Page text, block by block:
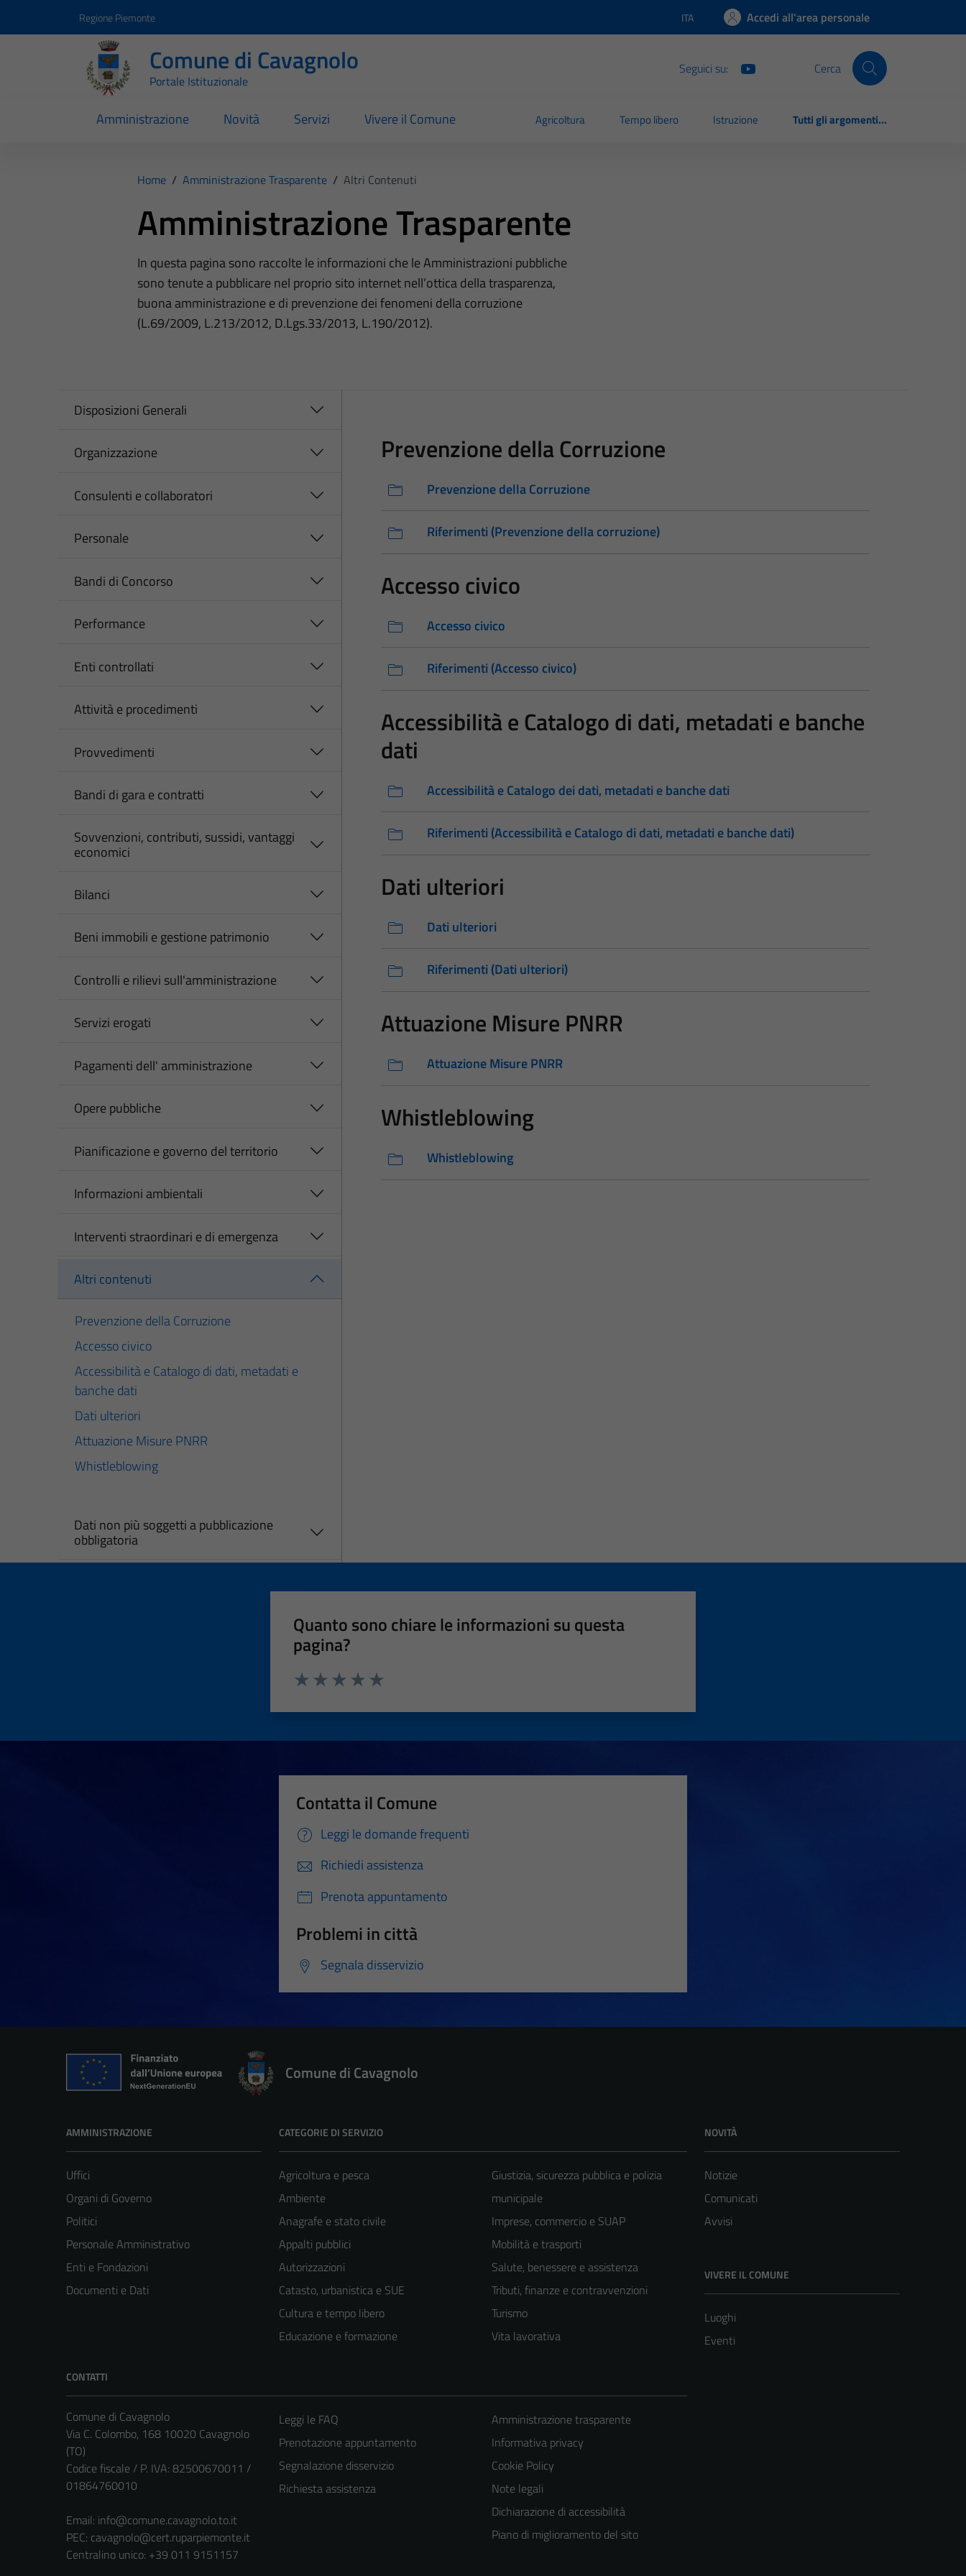
Regione Piemonte Lingua attiva:
ITA Accedi all'area personale
Comune di Cavagnolo
Portale Istituzionale
Seguici su: Cerca
Amministrazione Novità Servizi Vivere il Comune Agricoltura Tempo libero Istruzione Tutti gli argomenti...
Home / Amministrazione Trasparente / Altri Contenuti
Amministrazione Trasparente
In questa pagina sono raccolte le informazioni che le Amministrazioni pubbliche
sono tenute a pubblicare nel proprio sito internet nell’ottica della trasparenza,
buona amministrazione e di prevenzione dei fenomeni della corruzione
(L.69/2009, L.213/2012, D.Lgs.33/2013, L.190/2012).
Disposizioni Generali
Organizzazione
Consulenti e collaboratori
Personale
Bandi di Concorso
Performance
Enti controllati
Attività e procedimenti
Provvedimenti
Bandi di gara e contratti
Sovvenzioni, contributi, sussidi, vantaggi
economici
Bilanci
Beni immobili e gestione patrimonio
Controlli e rilievi sull'amministrazione
Servizi erogati
Pagamenti dell' amministrazione
Opere pubbliche
Pianificazione e governo del territorio
Informazioni ambientali
Interventi straordinari e di emergenza
Altri contenuti
Prevenzione della Corruzione
Accesso civico
Accessibilità e Catalogo di dati, metadati e
banche dati
Dati ulteriori
Attuazione Misure PNRR
Whistleblowing
Dati non più soggetti a pubblicazione
obbligatoria
Prevenzione della Corruzione
Prevenzione della Corruzione
Riferimenti (Prevenzione della corruzione)
Accesso civico
Accesso civico
Riferimenti (Accesso civico)
Accessibilità e Catalogo di dati, metadati e banche
dati
Accessibilità e Catalogo dei dati, metadati e banche dati
Riferimenti (Accessibilità e Catalogo di dati, metadati e banche dati)
Dati ulteriori
Dati ulteriori
Riferimenti (Dati ulteriori)
Attuazione Misure PNRR
Attuazione Misure PNRR
Whistleblowing
Whistleblowing
Quanto sono chiare le informazioni su questa
pagina?
Contatta il Comune
Leggi le domande frequenti
Richiedi assistenza
Prenota appuntamento
Problemi in città
Segnala disservizio
Comune di Cavagnolo
AMMINISTRAZIONE
Uffici
Organi di Governo
Politici
Personale Amministrativo
Enti e Fondazioni
Documenti e Dati
CATEGORIE DI SERVIZIO
Agricoltura e pesca
Ambiente
Anagrafe e stato civile
Appalti pubblici
Autorizzazioni
Catasto, urbanistica e SUE
Cultura e tempo libero
Educazione e formazione
Giustizia, sicurezza pubblica e polizia
municipale
Imprese, commercio e SUAP
Mobilità e trasporti
Salute, benessere e assistenza
Tributi, finanze e contravvenzioni
Turismo
Vita lavorativa
NOVITÀ
Notizie
Comunicati
Avvisi
VIVERE IL COMUNE
Luoghi
Eventi
CONTATTI
Comune di Cavagnolo
Via C. Colombo, 168 10020 Cavagnolo
(TO)
Codice fiscale / P. IVA: 82500670011 /
01864760010
Email: info@comune.cavagnolo.to.it
PEC: cavagnolo@cert.ruparpiemonte.it
Centralino unico: +39 011 9151157
Leggi le FAQ
Prenotazione appuntamento
Segnalazione disservizio
Richiesta assistenza
Amministrazione trasparente
Informativa privacy
Cookie Policy
Note legali
Dichiarazione di accessibilità
Piano di miglioramento del sito
Tecnici
Questi cookie
sono necessari